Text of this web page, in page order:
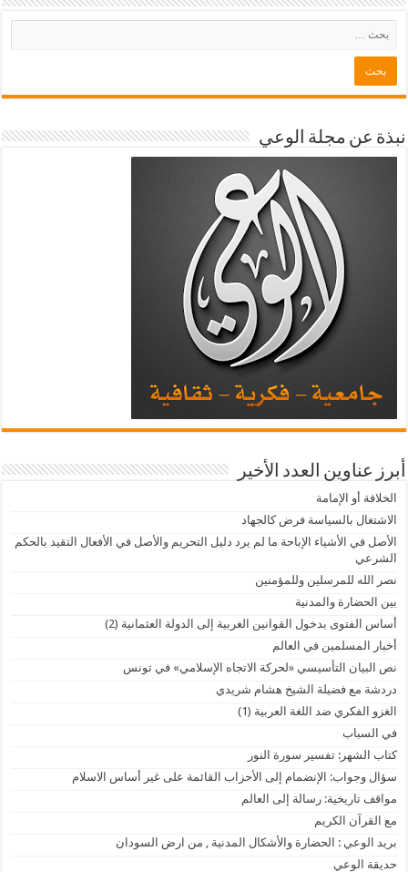
نبذة عن مجلة الوعي
أبرز عناوين العدد الأخير
الخلافة أو الإمامة
الاشتغال بالسياسة فرض كالجهاد
الأصل في الأشياء الإباحة ما لم يرد دليل التحريم والأصل في الأفعال التقيد بالحكم
الشرعي
نصر الله للمرسلين وللمؤمنين
بين الحضارة والمدنية
أساس الفتوى بدخول القوانين الغربية إلى الدولة العثمانية (2)
أخبار المسلمين في العالم
نص البيان التأسيسي «لحركة الاتجاه الإسلامي» في تونس
دردشة مع فضيلة الشيخ هشام شريدي
الغزو الفكري ضد اللغة العربية (1)
في السباب
كتاب الشهر: تفسير سورة النور
سؤال وجواب: الإنضمام إلى الأحزاب القائمة على غير أساس الاسلام
مواقف تاريخية: رسالة إلى العالم
مع القرآن الكريم
بريد الوعي : الحضارة والأشكال المدنية , من ارض السودان
حديقة الوعي